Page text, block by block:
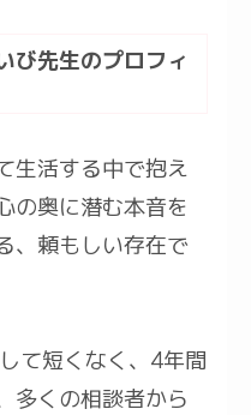
び先生のプロフィ
生活する中で抱え
の奥に潜む本音を
、頼もしい存在で
て短くなく、4年間
多くの相談者から